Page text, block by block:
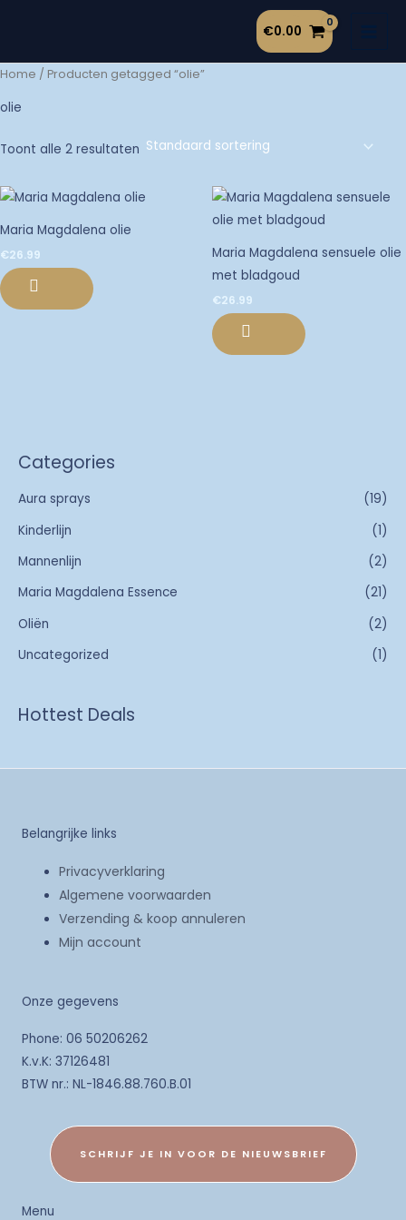
inhoud
€0.00
Categories
Aura sprays
(19)
Kinderlijn
(1)
Mannenlijn
(2)
Maria Magdalena Essence
(21)
Oliën
(2)
Uncategorized
(1)
Hottest Deals
Home / Producten getagged “olie”
olie
Toont alle 2 resultaten
Maria Magdalena olie
€26.99
Maria Magdalena sensuele olie
met bladgoud
€26.99
Menu
Onze gegevens
Phone: 06 50206262
K.v.K: 37126481
BTW nr.: NL-1846.88.760.B.01
SCHRIJF JE IN VOOR DE NIEUWSBRIEF
Belangrijke links
Privacyverklaring
Algemene voorwaarden
Verzending & koop annuleren
Mijn account